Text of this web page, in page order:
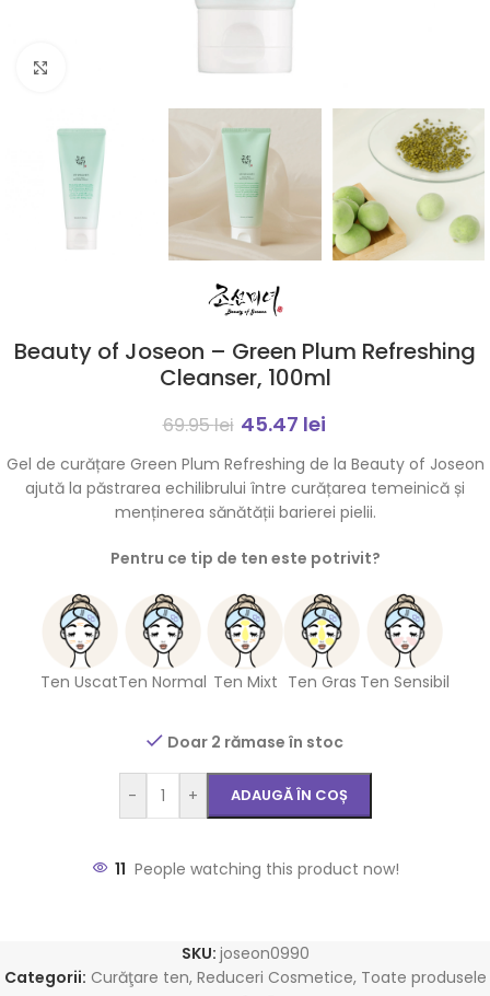
Beauty of Joseon – Green Plum Refreshing
Cleanser, 100ml
69.95lei 45.47 lei
Gel de curățare Green Plum Refreshing de la Beauty of Joseon
ajută la păstrarea echilibrului între curățarea temeinică și
menținerea sănătății barierei pielii.
Pentru ce tip de ten este potrivit?
Ten UscatTen Normal Ten Mixt Ten Gras Ten Sensibil
Doar 2 rămase în stoc
- + ADAUGĂ ÎN COȘ
11 People watching this product now!
SKU: joseon0990
Categorii: Curăţare ten, Reduceri Cosmetice, Toate produsele